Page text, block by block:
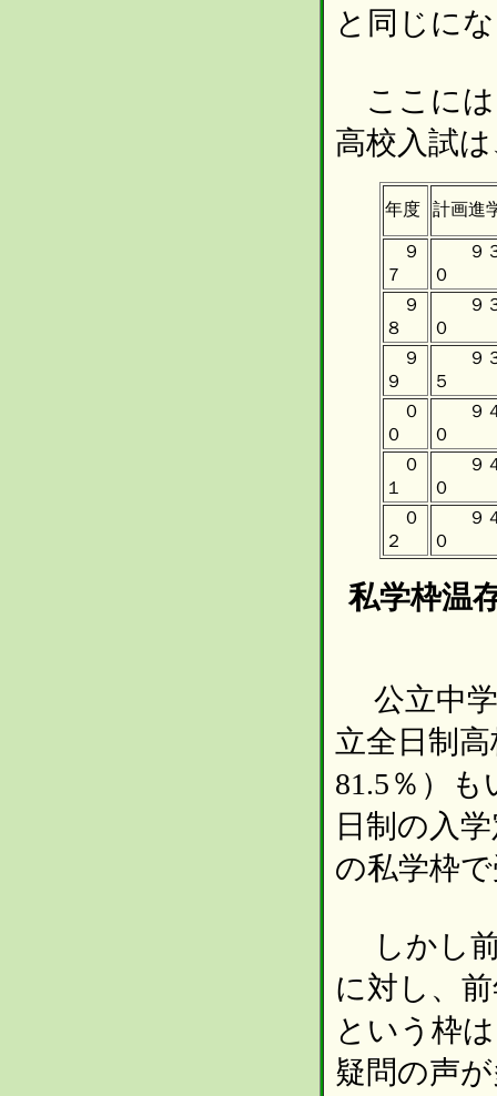
と同じに
ここには
高校入試
年度 計画進
９
７
９
０
９
８
９
０
９
９
９
５
０
０
９
０
０
１
９
０
０
２
９
０
私学枠温
公立中学
立全日制
81.5％）
日制の入
の私学枠
しかし前
に対し、
という枠
疑問の声